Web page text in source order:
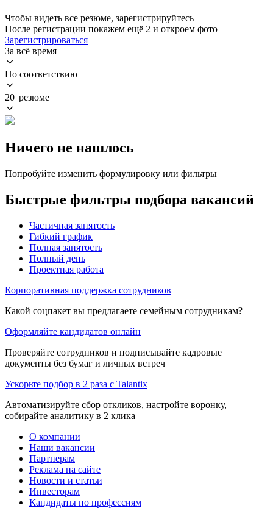
Чтобы видеть все резюме, зарегистрируйтесь
После регистрации покажем ещё 2 и откроем фото
Зарегистрироваться
За всё время
По соответствию
20 резюме
Ничего не нашлось
Попробуйте изменить формулировку или фильтры
Быстрые фильтры подбора вакансий
Частичная занятость
Гибкий график
Полная занятость
Полный день
Проектная работа
Корпоративная поддержка сотрудников
Какой соцпакет вы предлагаете семейным сотрудникам?
Оформляйте кандидатов онлайн
Проверяйте сотрудников и подписывайте кадровые
документы без бумаг и личных встреч
Ускорьте подбор в 2 раза с Talantix
Автоматизируйте сбор откликов, настройте воронку,
собирайте аналитику в 2 клика
О компании
Наши вакансии
Партнерам
Реклама на сайте
Новости и статьи
Инвесторам
Кандидаты по профессиям